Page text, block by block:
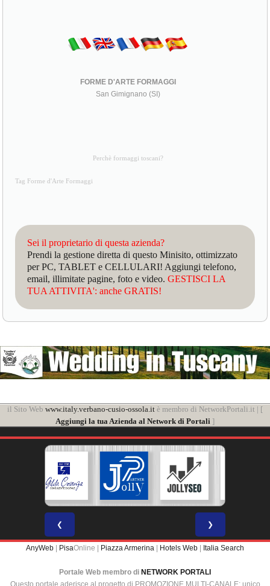
FORME D'ARTE FORMAGGI
San Gimignano (SI)
Perchè formaggi toscani?
Tag Forme d'Arte Formaggi
Sei il proprietario di questa azienda?
Prendi la gestione diretta di questo Minisito, ottimizzato
per PC, TABLET e CELLULARI! Aggiungi telefono,
email, illimitate pagine, foto e video.GESTISCI LA
TUA ATTIVITA': anche GRATIS!
il Sito Web www.italy.verbano-cusio-ossola.it è membro di NetworkPortali.it | [
Aggiungi la tua Azienda al Network di Portali ]
❮ ❯
AnyWeb PisaOnline | Piazza Armerina Hotels Web Italia Search
Portale Web membro di NETWORK PORTALI
Questo portale aderisce al progetto di PROMOZIONE MULTI-CANALE: unico